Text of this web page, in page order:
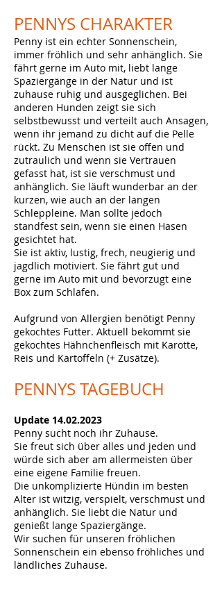
PENNYS CHARAKTER
Penny ist ein echter Sonnenschein,
immer fröhlich und sehr anhänglich. Sie
fährt gerne im Auto mit, liebt lange
Spaziergänge in der Natur und ist
zuhause ruhig und ausgeglichen. Bei
anderen Hunden zeigt sie sich
selbstbewusst und verteilt auch Ansagen,
wenn ihr jemand zu dicht auf die Pelle
rückt. Zu Menschen ist sie offen und
zutraulich und wenn sie Vertrauen
gefasst hat, ist sie verschmust und
anhänglich. Sie läuft wunderbar an der
kurzen, wie auch an der langen
Schleppleine. Man sollte jedoch
standfest sein, wenn sie einen Hasen
gesichtet hat.
Sie ist aktiv, lustig, frech, neugierig und
jagdlich motiviert. Sie fährt gut und
gerne im Auto mit und bevorzugt eine
Box zum Schlafen.
Aufgrund von Allergien benötigt Penny
gekochtes Futter. Aktuell bekommt sie
gekochtes Hähnchenfleisch mit Karotte,
Reis und Kartoffeln (+ Zusätze).
PENNYS TAGEBUCH
Update 14.02.2023
Penny sucht noch ihr Zuhause.
Sie freut sich über alles und jeden und
würde sich aber am allermeisten über
eine eigene Familie freuen.
Die unkomplizierte Hündin im besten
Alter ist witzig, verspielt, verschmust und
anhänglich. Sie liebt die Natur und
genießt lange Spaziergänge.
Wir suchen für unseren fröhlichen
Sonnenschein ein ebenso fröhliches und
ländliches Zuhause.